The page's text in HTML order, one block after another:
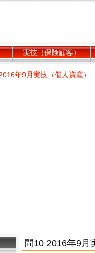
実技（保険顧客）
年9月実技（個人資産）
問10 2016年9月